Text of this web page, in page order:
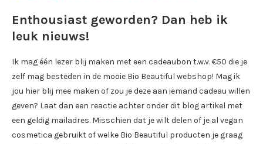
Enthousiast geworden? Dan heb ik
leuk nieuws!
Ik mag één lezer blij maken met een cadeaubon t.w.v. €50 die je
zelf mag besteden in de mooie Bio Beautiful webshop! Mag ik
jou hier blij mee maken of zou je deze aan iemand cadeau willen
geven? Laat dan een reactie achter onder dit blog artikel met
een geldig mailadres. Misschien dat je wilt delen of je al vegan
cosmetica gebruikt of welke Bio Beautiful producten je graag